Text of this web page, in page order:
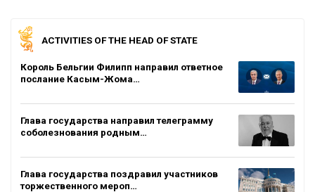
ACTIVITIES OF THE HEAD OF STATE
Король Бельгии Филипп направил ответное
послание Касым-Жома…
Глава государства направил телеграмму
соболезнования родным…
Глава государства поздравил участников
торжественного мероп…